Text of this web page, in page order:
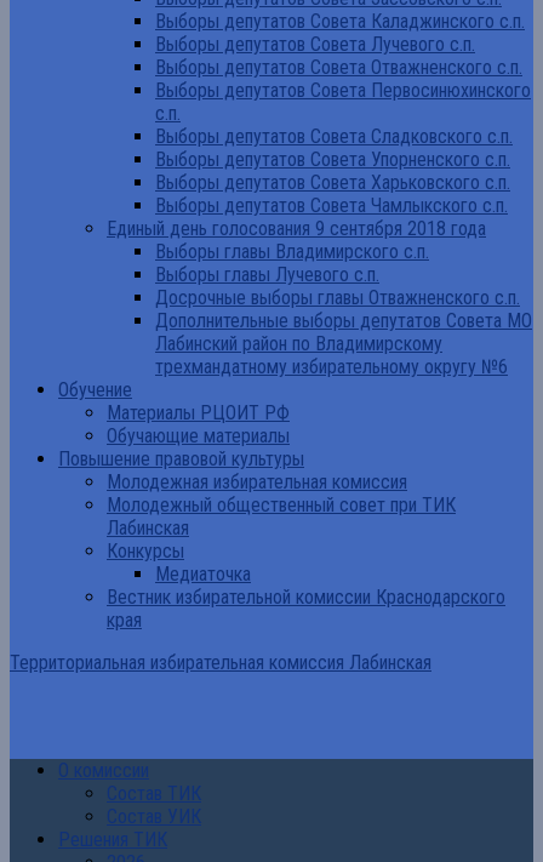
Выборы депутатов Совета Каладжинского с.п.
Выборы депутатов Совета Лучевого с.п.
Выборы депутатов Совета Отважненского с.п.
Выборы депутатов Совета Первосинюхинского
с.п.
Выборы депутатов Совета Сладковского с.п.
Выборы депутатов Совета Упорненского с.п.
Выборы депутатов Совета Харьковского с.п.
Выборы депутатов Совета Чамлыкского с.п.
Единый день голосования 9 сентября 2018 года
Выборы главы Владимирского с.п.
Выборы главы Лучевого с.п.
Досрочные выборы главы Отважненского с.п.
Дополнительные выборы депутатов Совета МО
Лабинский район по Владимирскому
трехмандатному избирательному округу №6
Обучение
Материалы РЦОИТ РФ
Обучающие материалы
Повышение правовой культуры
Молодежная избирательная комиссия
Молодежный общественный совет при ТИК
Лабинская
Конкурсы
Медиаточка
Вестник избирательной комиссии Краснодарского
края
Территориальная избирательная комиссия Лабинская
О комиссии
Состав ТИК
Состав УИК
Решения ТИК